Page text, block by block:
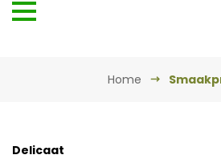
Home
Delicaat